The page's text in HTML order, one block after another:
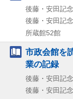
後藤・安田記
後藤・安田記
所蔵館52館
市政会館を
業の記録
後藤・安田記
後藤・安田記